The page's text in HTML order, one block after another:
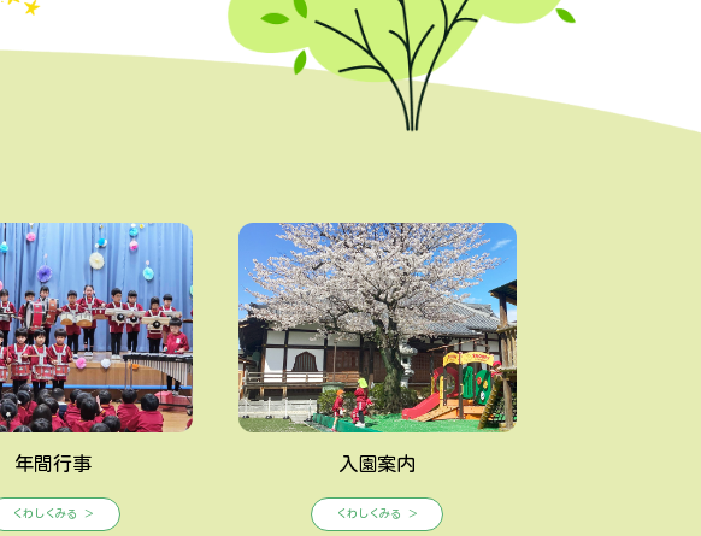
年間行事
くわしくみる ＞
入園案内
くわしくみる ＞